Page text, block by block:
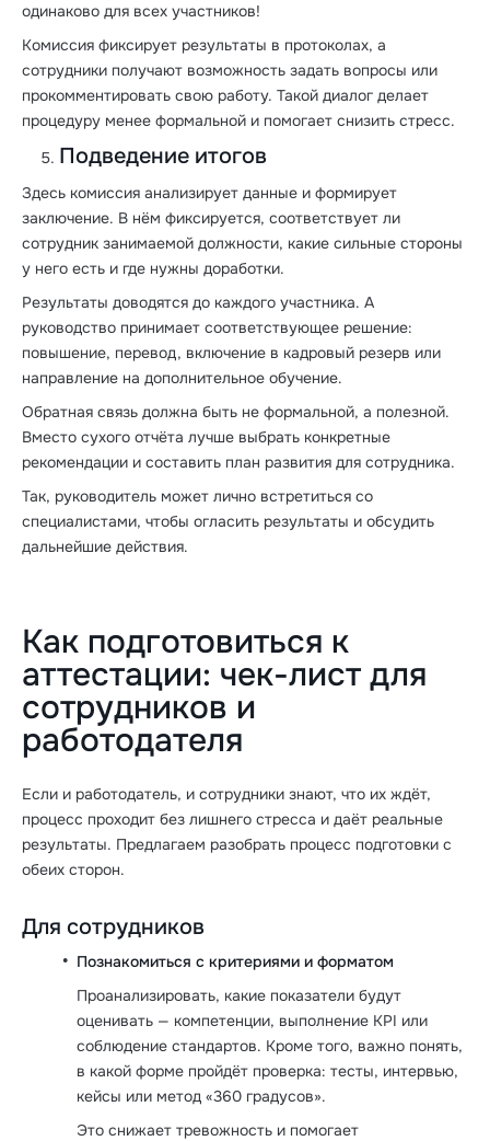
одинаково для всех участников!
Комиссия фиксирует результаты в протоколах, а
сотрудники получают возможность задать вопросы или
прокомментировать свою работу. Такой диалог делает
процедуру менее формальной и помогает снизить стресс.
Подведение итогов
Здесь комиссия анализирует данные и формирует
заключение. В нём фиксируется, соответствует ли
сотрудник занимаемой должности, какие сильные стороны
у него есть и где нужны доработки.
Результаты доводятся до каждого участника. А
руководство принимает соответствующее решение:
повышение, перевод, включение в кадровый резерв или
направление на дополнительное обучение.
Обратная связь должна быть не формальной, а полезной.
Вместо сухого отчёта лучше выбрать конкретные
рекомендации и составить план развития для сотрудника.
Так, руководитель может лично встретиться со
специалистами, чтобы огласить результаты и обсудить
дальнейшие действия.
Как подготовиться к
аттестации: чек-лист для
сотрудников и
работодателя
Если и работодатель, и сотрудники знают, что их ждёт,
процесс проходит без лишнего стресса и даёт реальные
результаты. Предлагаем разобрать процесс подготовки с
обеих сторон.
Для сотрудников
Познакомиться с критериями и форматом
Проанализировать, какие показатели будут
оценивать — компетенции, выполнение KPI или
соблюдение стандартов. Кроме того, важно понять,
в какой форме пройдёт проверка: тесты, интервью,
кейсы или метод «360 градусов».
Это снижает тревожность и помогает